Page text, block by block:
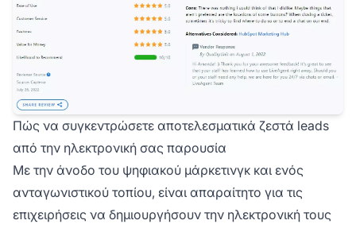
Πώς να συγκεντρώσετε αποτελεσματικά ζεστά leads
από την ηλεκτρονική σας παρουσία
Με την άνοδο του ψηφιακού μάρκετινγκ και ενός
ανταγωνιστικού τοπίου, είναι απαραίτητο για τις
επιχειρήσεις να δημιουργήσουν την ηλεκτρονική τους